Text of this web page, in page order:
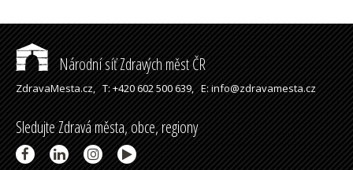
Národní síť Zdravých měst ČR
ZdravaMesta.cz,T: +420 602 500 639,E: info@zdravamesta.cz
Sledujte Zdravá města, obce, regiony